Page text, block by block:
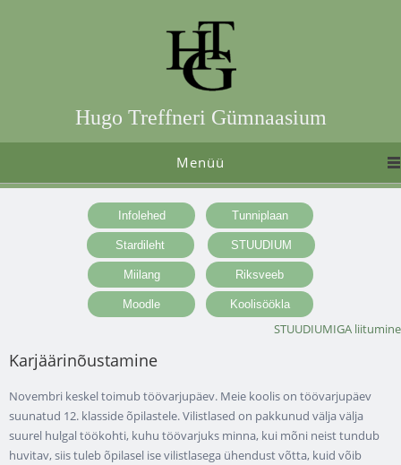
Hugo Treffneri Gümnaasium
Menüü
STUUDIUMIGA liitumine
Karjäärinõustamine
Novembri keskel toimub töövarjupäev. Meie koolis on töövarjupäev
suunatud 12. klasside õpilastele. Vilistlased on pakkunud välja välja
suurel hulgal töökohti, kuhu töövarjuks minna, kui mõni neist tundub
huvitav, siis tuleb õpilasel ise vilistlasega ühendust võtta, kuid võib